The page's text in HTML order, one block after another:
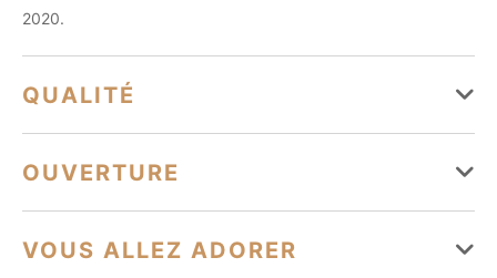
2020.
QUALITÉ
Label AOC En cours de conversion biologique
OUVERTURE
Du 01 janvier au 31 décembre
VOUS ALLEZ ADORER